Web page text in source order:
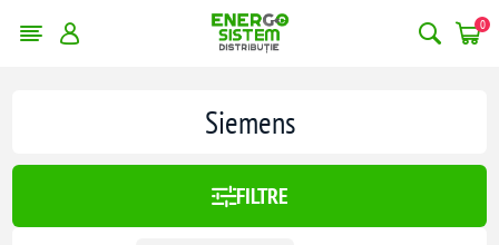
0
Siemens
FILTRE